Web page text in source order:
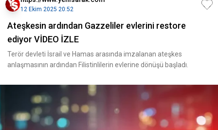
12 Ekim 2025 20:52
Ateşkesin ardından Gazzeliler evlerini restore
ediyor VİDEO İZLE
Terör devleti İsrail ve Hamas arasında imzalanan ateşkes
anlaşmasının ardından Filistinlilerin evlerine dönüşü başladı.